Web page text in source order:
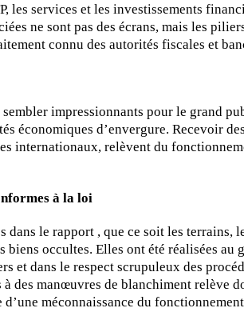
les services et les investissements
ne sont pas des écrans, mais les
connu des autorités fiscales et
impressionnants pour le grand
économiques d’envergure. Recevoir
internationaux, relèvent du
à la loi
le rapport , que ce soit les terrains,
biens occultes. Elles ont été réalisées au
et dans le respect scrupuleux des
des manœuvres de blanchiment relève
méconnaissance du